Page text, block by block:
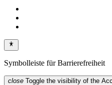
Symbolleiste für Barrierefreiheit
close Toggle the visibility of the